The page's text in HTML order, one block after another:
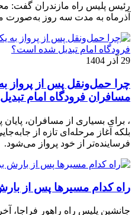
آذرماه به مدت سه روز
29 آذر 1404
چرا حمل‌ونقل پس از پرواز
مسافران فرودگاه امام
، برای بسیاری از مسافران،
بلکه آغاز مرحله‌ای تازه از
فرساینده‌تر از خود پرواز می‌شود.
راه کدام مسیرها پس از
جانشین پلیس راه راهور فراجا،